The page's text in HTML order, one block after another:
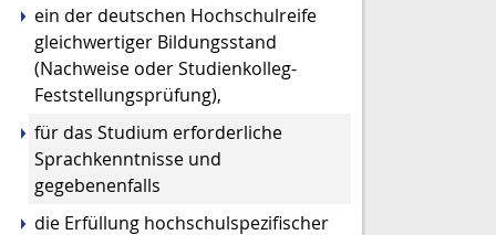
ein der deutschen Hochschulreife
gleichwertiger Bildungsstand
(Nachweise oder Studienkolleg-
Feststellungsprüfung),
für das Studium erforderliche
Sprachkenntnisse und
gegebenenfalls
die Erfüllung hochschulspezifischer